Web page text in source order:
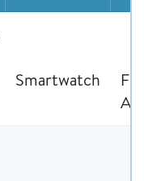
Smartwatch